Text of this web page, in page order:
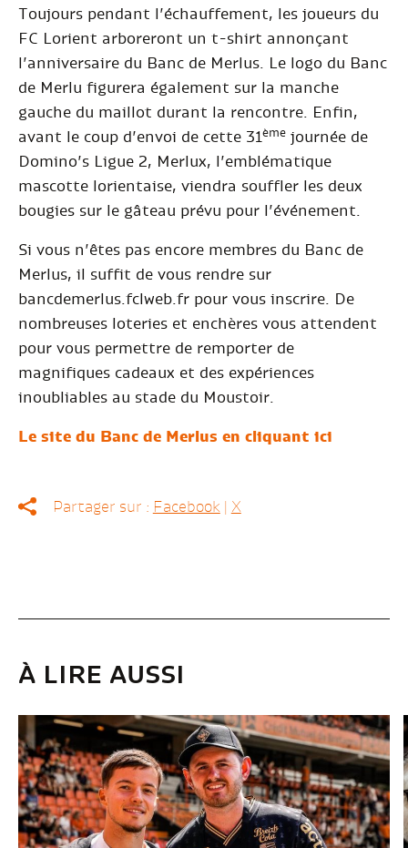
Toujours pendant l’échauffement, les joueurs du
FC Lorient arboreront un t-shirt annonçant
l’anniversaire du Banc de Merlus. Le logo du Banc
de Merlu figurera également sur la manche
gauche du maillot durant la rencontre. Enfin,
avant le coup d’envoi de cette 31 ème journée de
Domino’s Ligue 2, Merlux, l’emblématique
mascotte lorientaise, viendra souffler les deux
bougies sur le gâteau prévu pour l’événement.
Si vous n’êtes pas encore membres du Banc de
Merlus, il suffit de vous rendre sur
bancdemerlus.fclweb.fr pour vous inscrire. De
nombreuses loteries et enchères vous attendent
pour vous permettre de remporter de
magnifiques cadeaux et des expériences
inoubliables au stade du Moustoir.
Le site du Banc de Merlus en cliquant ici
Partager sur : Facebook X
À LIRE AUSSI